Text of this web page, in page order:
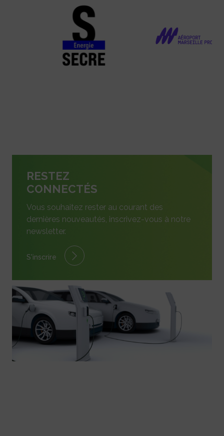
RESTEZ
CONNECTÉS
Vous souhaitez rester au courant des
dernières nouveautés, inscrivez-vous à notre
newsletter.
S'inscrire